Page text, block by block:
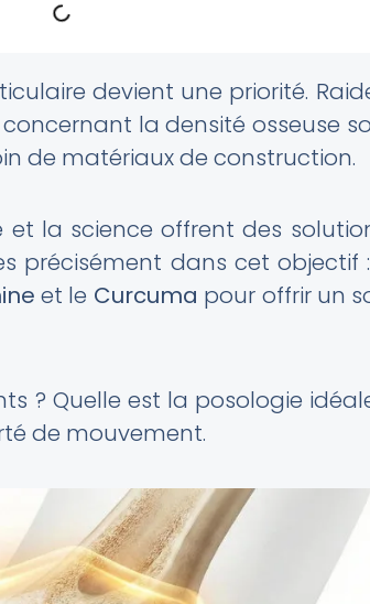
devient une priorité.
la densité osseuse
de matériaux de construction.
la science offrent des
précisément dans cet objectif
et le Curcuma pour offrir un
? Quelle est la posologie
de mouvement.